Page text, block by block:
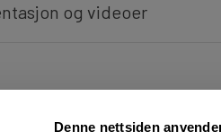
Denne nettsiden
og videoer